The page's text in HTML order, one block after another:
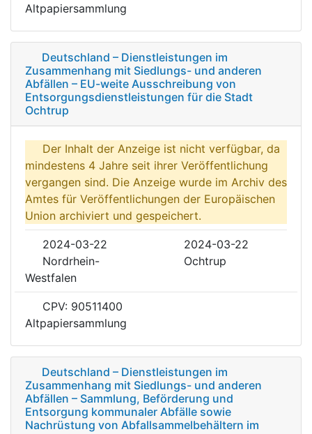
Altpapiersammlung
Deutschland – Dienstleistungen im
Zusammenhang mit Siedlungs- und anderen
Abfällen – EU-weite Ausschreibung von
Entsorgungsdienstleistungen für die Stadt
Ochtrup
Der Inhalt der Anzeige ist nicht verfügbar, da
mindestens 4 Jahre seit ihrer Veröffentlichung
vergangen sind. Die Anzeige wurde im Archiv des
Amtes für Veröffentlichungen der Europäischen
Union archiviert und gespeichert.
2024-03-22
2024-03-22
Nordrhein-
Westfalen
Ochtrup
CPV: 90511400
Altpapiersammlung
Deutschland – Dienstleistungen im
Zusammenhang mit Siedlungs- und anderen
Abfällen – Sammlung, Beförderung und
Entsorgung kommunaler Abfälle sowie
Nachrüstung von Abfallsammelbehältern im